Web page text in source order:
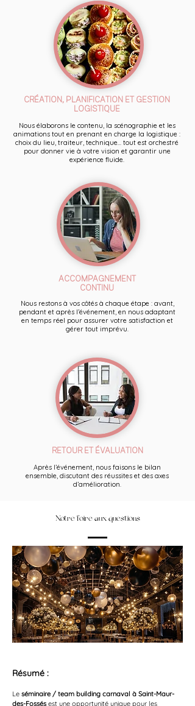
CRÉATION, PLANIFICATION ET GESTION
LOGISTIQUE
Nous élaborons le contenu, la scénographie et les
animations tout en prenant en charge la logistique :
choix du lieu, traiteur, technique... tout est orchestré
pour donner vie à votre vision et garantir une
expérience fluide.
ACCOMPAGNEMENT
CONTINU
Nous restons à vos côtés à chaque étape : avant,
pendant et après l’événement, en nous adaptant
en temps réel pour assurer votre satisfaction et
gérer tout imprévu.
RETOUR ET ÉVALUATION
Après l’événement, nous faisons le bilan
ensemble, discutant des réussites et des axes
d’amélioration.
Notre foire aux questions
Résumé :
Le séminaire / team building carnaval à Saint-Maur-
des-Fossés est une opportunité unique pour les